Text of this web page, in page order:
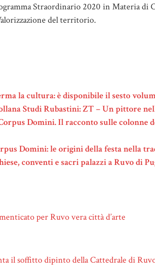
Straordinario 2020 in Materia di
del territorio.
la cultura: è disponibile il sesto
Studi Rubastini: ZT – Un pittore
Domini. Il racconto sulle colonne
Domini: le origini della festa nella
conventi e sacri palazzi a Ruvo di
per Ruvo vera città d’arte
il soffitto dipinto della Cattedrale di